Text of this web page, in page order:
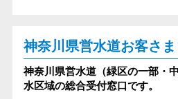
神奈川県営水道お客さ
神奈川県営水道（緑区の一部・
水区域の総合受付窓口です。